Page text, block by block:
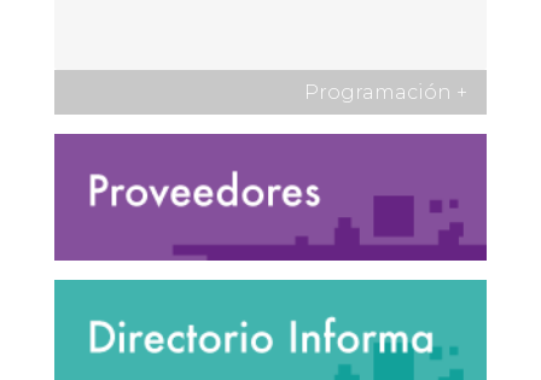
Programación +